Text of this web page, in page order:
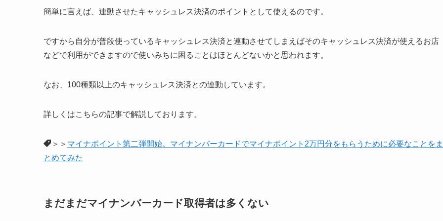
簡単に言えば、 連動させたキャッシュレス決済のポイントとして使えるのです。
ですから自分が普段使っているキャッシュレス決済と連動させてしまえばそのキャッシュレス決済が使えるお店
などで利用ができますので使いみちに困ることはほとんどないかと思われます。
なお、100種類以上のキャッシュレス決済との連動しています。
詳しくはこちらの記事で解説しております。
＞＞ マイナポイント第二弾開始。マイナンバーカードでマイナポイント2万円分をもらうために必要なことをま
とめてみた
まだまだマイナンバーカード取得者は多くない